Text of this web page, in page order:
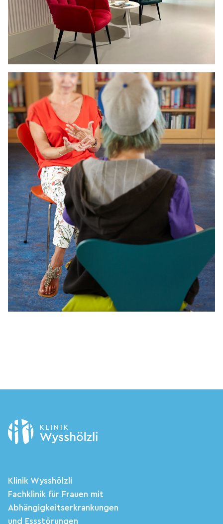
Klinik Wysshölzli
Fachklinik für Frauen mit
Abhängigkeitserkrankungen
und Essstörungen